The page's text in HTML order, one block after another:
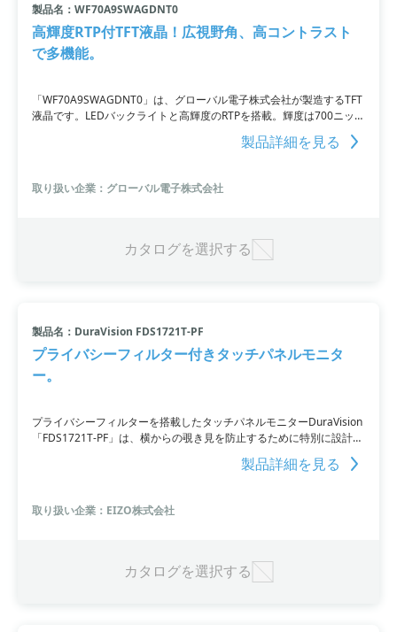
製品名：WF70A9SWAGDNT0
高輝度RTP付TFT液晶！広視野角、高コントラスト
で多機能。
「WF70A9SWAGDNT0」は、グローバル電子株式会社が製造するTFT
液晶です。LEDバックライトと高輝度のRTPを搭載。輝度は700ニット
（Typ.）です。IPSパネルを採用し、視野角は左右上下80度（Typ.）
と広くなっています。コントラスト比も1000：1（Typ.）と高いた
動作でき、様々な環境で使用することができます。製品の詳細はPDF
資料をご覧いただくか、お問い合わせください。
製品詳細を見る
取り扱い企業：グローバル電子株式会社
カタログを選択する
製品名：DuraVision FDS1721T-PF
プライバシーフィルター付きタッチパネルモニタ
ー。
プライバシーフィルターを搭載したタッチパネルモニターDuraVision
「FDS1721T-PF」は、横からの覗き見を防止するために特別に設計さ
れており、自治体のマイナンバー入力端末などに採用されています。
製品詳細を見る
取り扱い企業：EIZO株式会社
カタログを選択する